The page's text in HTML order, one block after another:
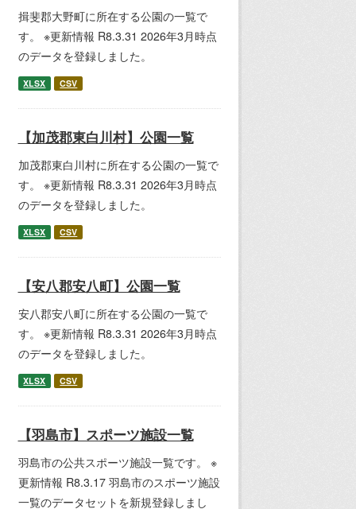
揖斐郡大野町に所在する公園の一覧で
す。 ※更新情報 R8.3.31 2026年3月時点
のデータを登録しました。
XLSX CSV
【加茂郡東白川村】公園一覧
加茂郡東白川村に所在する公園の一覧で
す。 ※更新情報 R8.3.31 2026年3月時点
のデータを登録しました。
XLSX CSV
【安八郡安八町】公園一覧
安八郡安八町に所在する公園の一覧で
す。 ※更新情報 R8.3.31 2026年3月時点
のデータを登録しました。
XLSX CSV
【羽島市】スポーツ施設一覧
羽島市の公共スポーツ施設一覧です。 ※
更新情報 R8.3.17 羽島市のスポーツ施設
一覧のデータセットを新規登録しまし